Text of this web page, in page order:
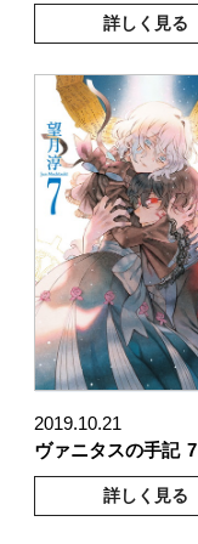
詳しく見る
2019.10.21
ヴァニタスの手記 7
詳しく見る